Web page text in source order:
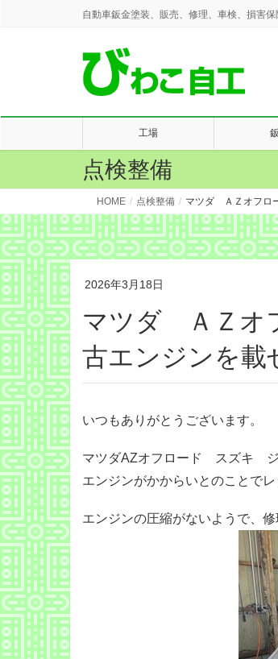
自動車鈑金塗装、販売、修理、車検、損害
工場
点検整備
HOME 点検整備 マツダ ＡＺオフロ
2026年3月18日
マツダ ＡＺオ
古エンジンを載
いつもありがとうございます。
マツダAZオフロード スズキ
エンジンがかからいとのことでレ
エンジンの圧縮がないようで、